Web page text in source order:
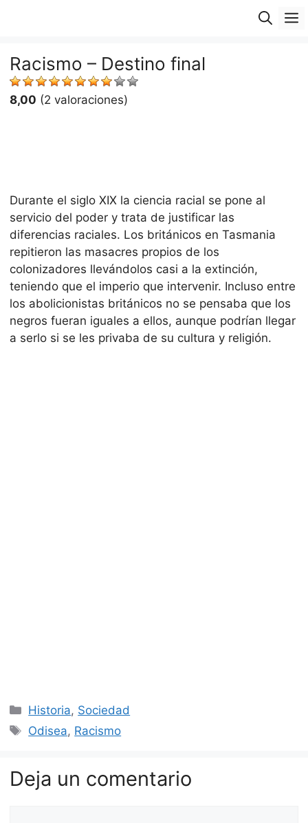
Racismo – Destino final
8,00 (2 valoraciones)
Durante el siglo XIX la ciencia racial se pone al
servicio del poder y trata de justificar las
diferencias raciales. Los británicos en Tasmania
repitieron las masacres propios de los
colonizadores llevándolos casi a la extinción,
teniendo que el imperio que intervenir. Incluso entre
los abolicionistas británicos no se pensaba que los
negros fueran iguales a ellos, aunque podrían llegar
a serlo si se les privaba de su cultura y religión.
Categorías
Historia, Sociedad
Etiquetas
Odisea, Racismo
Deja un comentario